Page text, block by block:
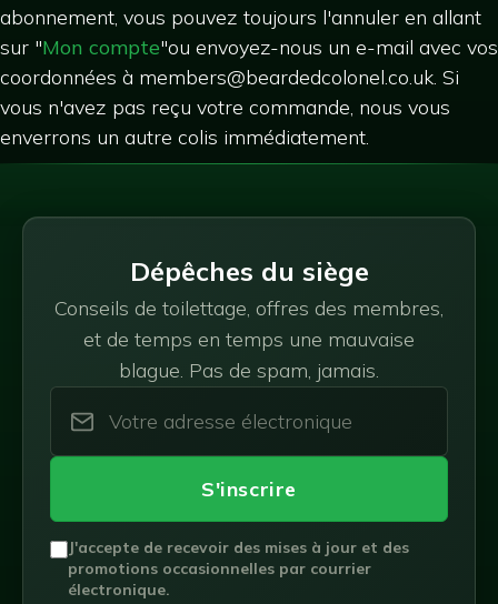
abonnement, vous pouvez toujours l'annuler en allant
sur "Mon compte"ou envoyez-nous un e-mail avec vos
coordonnées à members@beardedcolonel.co.uk. Si
vous n'avez pas reçu votre commande, nous vous
enverrons un autre colis immédiatement.
Dépêches du siège
Conseils de toilettage, offres des membres,
et de temps en temps une mauvaise
blague. Pas de spam, jamais.
S'inscrire
J'accepte de recevoir des mises à jour et des
promotions occasionnelles par courrier
électronique.